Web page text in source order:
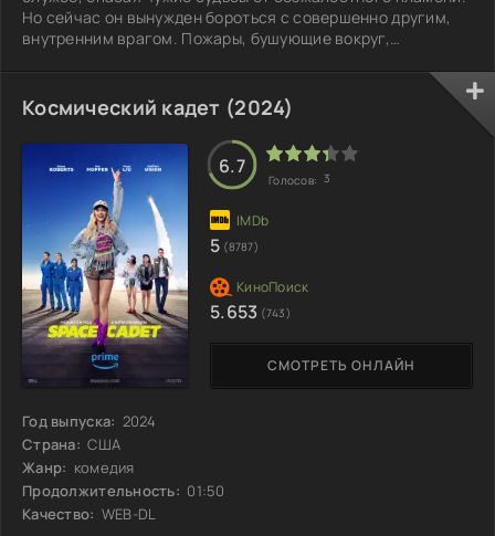
Но сейчас он вынужден бороться с совершенно другим,
внутренним врагом. Пожары, бушующие вокруг,
душе, где кипят страсти, сомнения и тревоги. Внешние
вызовы, такие как неуправляемые лесные пожары и
катастрофические ситуации, сталкиваются с внутренней
бурей, обостряя его личные и профессиональные
кризисы. Брайан должен найти силы и мужество,
Космический кадет (2024)
Год выпуска: 2024
Страна: США
Жанр: комедия
Продолжительность: 01:50
Качество: WEB-DL
СМОТРЕТЬ ОНЛАЙН
6.7
Голосов: 3
5 (8787)
5.653 (743)